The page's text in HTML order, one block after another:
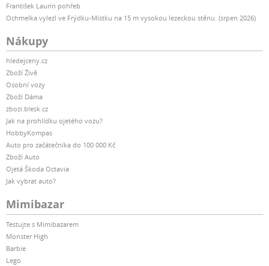
František Laurin pohřeb
Ochmelka vylezl ve Frýdku-Místku na 15 m vysokou lezeckou stěnu. (srpen 2026)
Nákupy
hledejceny.cz
Zboží Živě
Osobní vozy
Zboží Dáma
zbozi.blesk.cz
Jak na prohlídku ojetého vozu?
HobbyKompas
Auto pro začátečníka do 100 000 Kč
Zboží Auto
Ojetá Škoda Octavia
Jak vybrat auto?
Mimibazar
Testujte s Mimibazarem
Monster High
Barbie
Lego